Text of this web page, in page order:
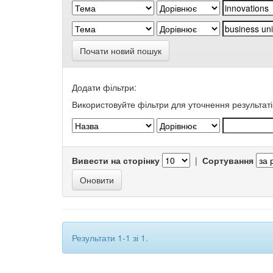
Почати новий пошук
Додати фільтри:
Використовуйте фільтри для уточнення
Вивести на сторінку | Сортування
Результати 1-1 зі 1.